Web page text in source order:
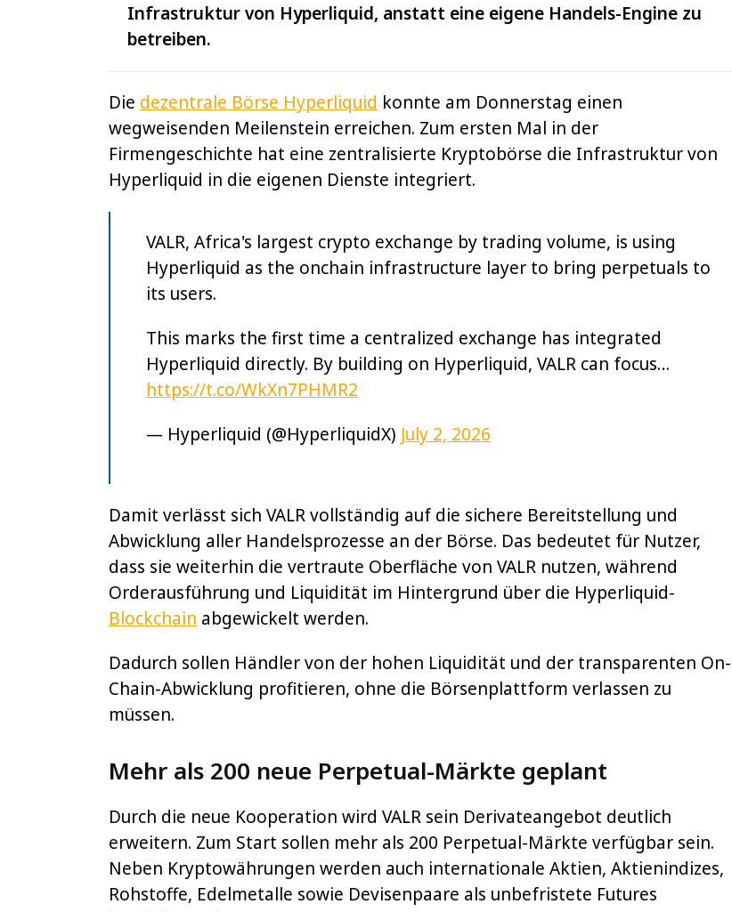
Infrastruktur von Hyperliquid, anstatt eine eigene Handels-Engine zu
betreiben.
Die dezentrale Börse Hyperliquid konnte am Donnerstag einen
wegweisenden Meilenstein erreichen. Zum ersten Mal in der
Firmengeschichte hat eine zentralisierte Kryptobörse die Infrastruktur von
Hyperliquid in die eigenen Dienste integriert.
VALR, Africa's largest crypto exchange by trading volume, is using
Hyperliquid as the onchain infrastructure layer to bring perpetuals to
its users.
This marks the first time a centralized exchange has integrated
Hyperliquid directly. By building on Hyperliquid, VALR can focus…
https://t.co/WkXn7PHMR2
— Hyperliquid (@HyperliquidX) July 2, 2026
Damit verlässt sich VALR vollständig auf die sichere Bereitstellung und
Abwicklung aller Handelsprozesse an der Börse. Das bedeutet für Nutzer,
dass sie weiterhin die vertraute Oberfläche von VALR nutzen, während
Orderausführung und Liquidität im Hintergrund über die Hyperliquid-
Blockchain abgewickelt werden.
Dadurch sollen Händler von der hohen Liquidität und der transparenten On-
Chain-Abwicklung profitieren, ohne die Börsenplattform verlassen zu
müssen.
Mehr als 200 neue Perpetual-Märkte geplant
Durch die neue Kooperation wird VALR sein Derivateangebot deutlich
erweitern. Zum Start sollen mehr als 200 Perpetual-Märkte verfügbar sein.
Neben Kryptowährungen werden auch internationale Aktien, Aktienindizes,
Rohstoffe, Edelmetalle sowie Devisenpaare als unbefristete Futures